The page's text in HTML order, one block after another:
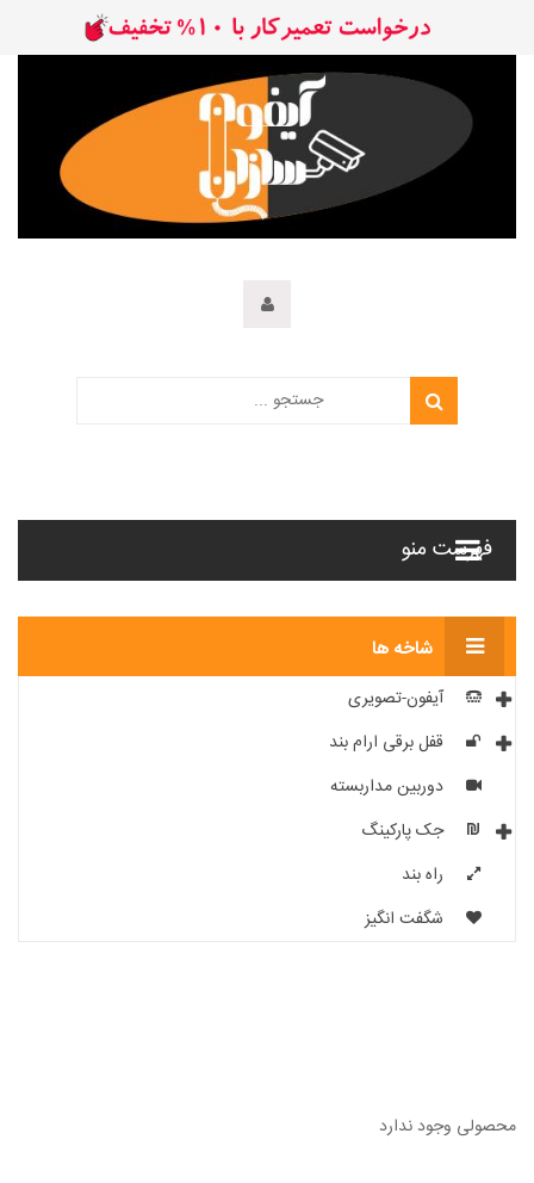
فهرست منو
شاخه ها
آیفون-تصویری
قفل برقی ارام بند
دوربین مداربسته
جک پارکینگ
راه بند
شگفت انگیز
محصولی وجود ندارد